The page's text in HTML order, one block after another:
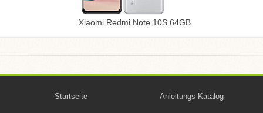
Xiaomi Redmi Note 10S 64GB
Startseite Anleitungs Katalog